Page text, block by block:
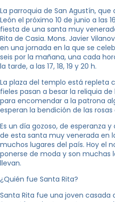
La parroquia de San Agustín,
León el próximo 10 de junio a las
fiesta de una santa muy
Rita de Casia. Mons. Javier
en una jornada en la que se
seis por la mañana, una cada
la tarde, a las 17, 18, 19 y 20 h.
La plaza del templo está repleta
fieles pasan a besar la reliquia
para encomendar a la patrona
esperan la bendición de las
Es un día gozoso, de esperanza
de esta santa muy venerada en
muchos lugares del país. Hoy el
ponerse de moda y son muchas
llevan.
¿Quién fue Santa Rita?
Santa Rita fue una joven casada